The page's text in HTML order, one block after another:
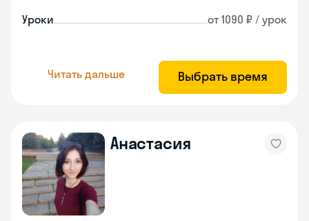
Уроки от 1090 ₽ / урок
Читать дальше Выбрать время
Анастасия